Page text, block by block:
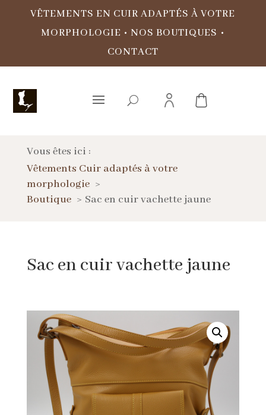
VÊTEMENTS EN CUIR ADAPTÉS À VOTRE
MORPHOLOGIE • NOS BOUTIQUES •
CONTACT
Vous êtes ici :
Vêtements Cuir adaptés à votre
morphologie
Boutique
Sac en cuir vachette jaune
Sac en cuir vachette jaune